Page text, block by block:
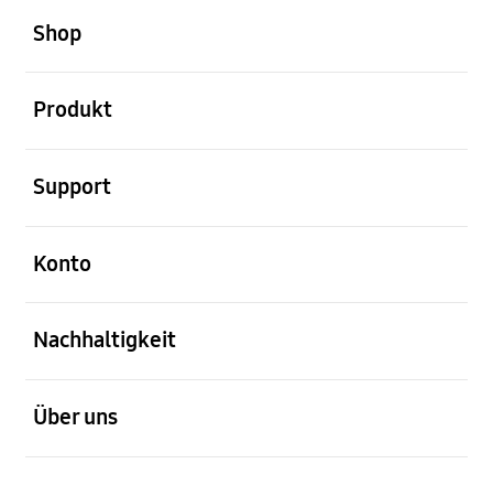
Shop
Produkt
Support
Konto
Nachhaltigkeit
Über uns